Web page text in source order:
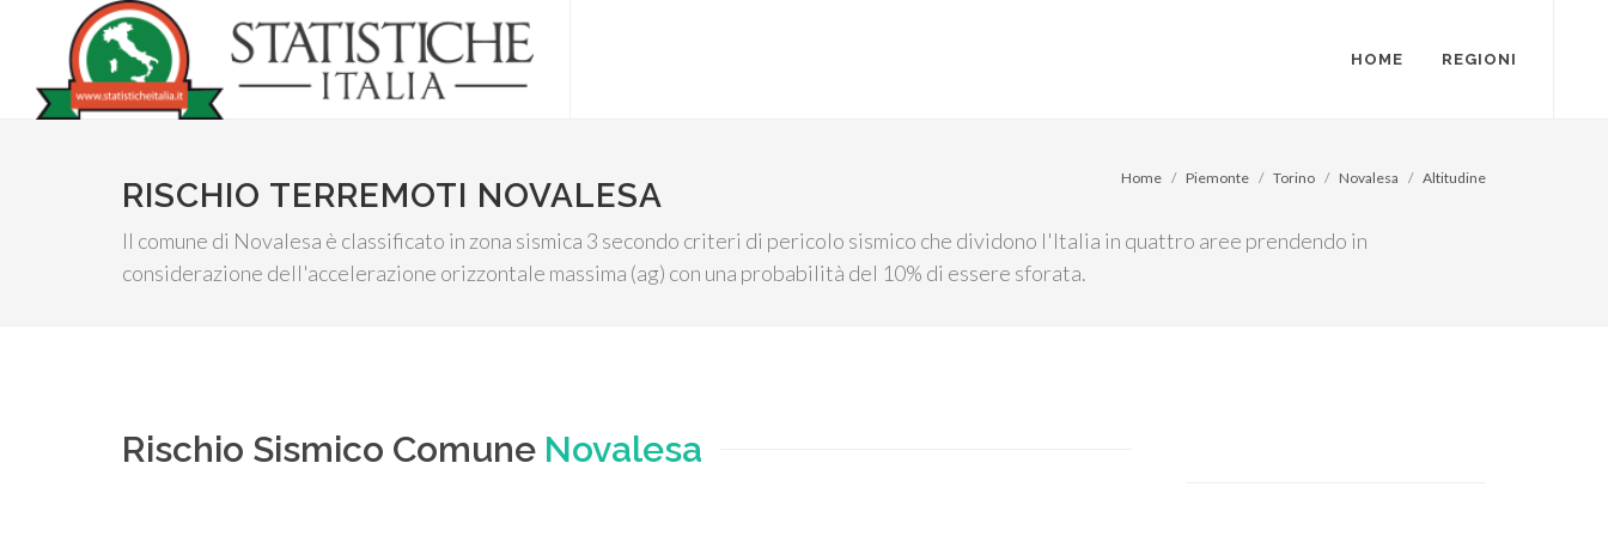
HOME REGIONI
RISCHIO TERREMOTI NOVALESA
Il comune di Novalesa è classificato in zona sismica 3 secondo criteri di pericolo sismico che dividono l'Italia in quattro aree prendendo in
considerazione dell'accelerazione orizzontale massima (ag) con una probabilità del 10% di essere sforata.
Home Piemonte Torino Novalesa Altitudine
Rischio Sismico Comune Novalesa